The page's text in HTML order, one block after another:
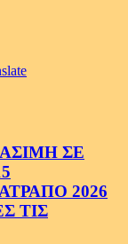
ΣΕ
2026
ΤΙΣ